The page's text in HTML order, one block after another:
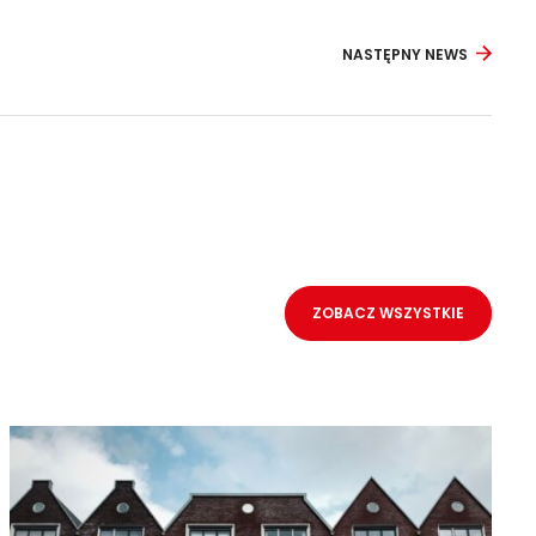
NASTĘPNY NEWS
ZOBACZ WSZYSTKIE